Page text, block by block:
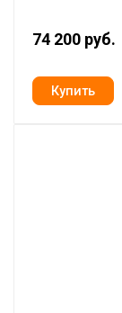
74 200 руб.